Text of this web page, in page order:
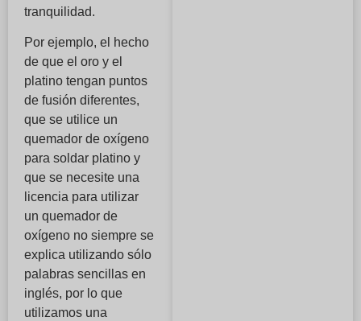
tranquilidad.
Por ejemplo, el hecho
de que el oro y el
platino tengan puntos
de fusión diferentes,
que se utilice un
quemador de oxígeno
para soldar platino y
que se necesite una
licencia para utilizar
un quemador de
oxígeno no siempre se
explica utilizando sólo
palabras sencillas en
inglés, por lo que
utilizamos una